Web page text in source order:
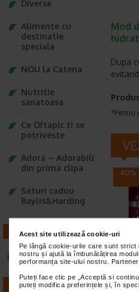
Acest site utilizează cookie-uri
Pe lângă cookie-urile care sunt
nostru și ajută la îmbunătățirea
performanța site-ului nostru.
Puteți face clic pe „Acceptă si
puteți modifica preferințele și, în
Mod
Dupa
*Pentru
-40%
50
Diverse
Alimente cu
destinatie
speciala
NOU la Catena
Nutritie
sanatoasa
Ce Oftapic ti se
potriveste
Adora – Adorabili
din prima clipa
Seturi cadou
Baylis&Harding
CONTACT
infoline@catena.ro
FARMACII